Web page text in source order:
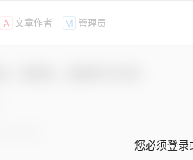
A 文章作者 M 管理员
您必须登录